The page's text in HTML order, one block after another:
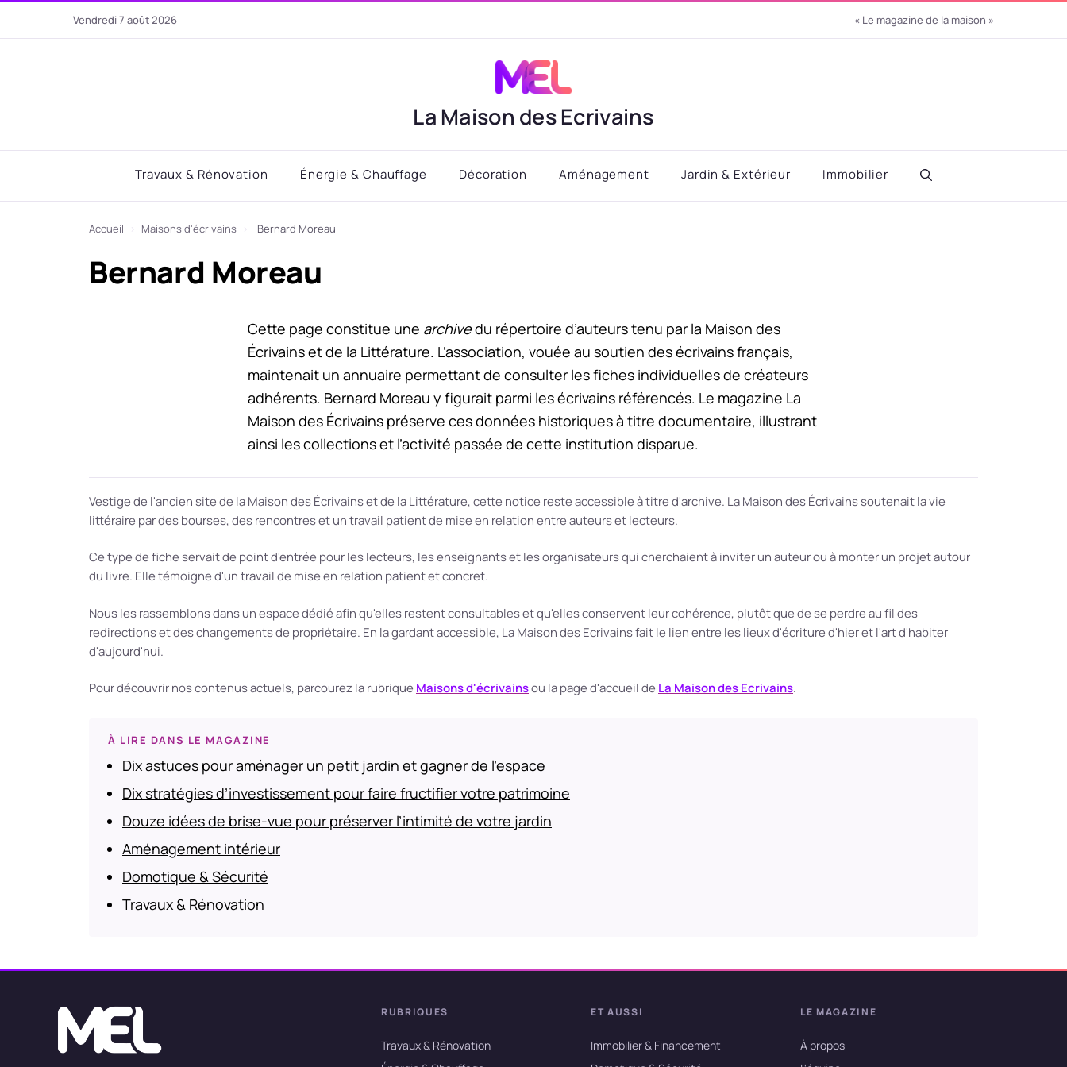
au
vendredi 7 août 2026 « Le magazine de la maison »
La Maison des Ecrivains
Travaux & Rénovation Énergie & Chauffage Décoration Aménagement Jardin & Extérieur Immobilier
Accueil Maisons d'écrivains Bernard Moreau
Bernard Moreau
Cette page constitue une archivedu répertoire d’auteurs tenu par la Maison des
Écrivains et de la Littérature. L’association, vouée au soutien des écrivains français,
maintenait un annuaire permettant de consulter les fiches individuelles de créateurs
adhérents. Bernard Moreau y figurait parmi les écrivains référencés. Le magazine La
Maison des Écrivains préserve ces données historiques à titre documentaire, illustrant
ainsi les collections et l’activité passée de cette institution disparue.
Vestige de l'ancien site de la Maison des Écrivains et de la Littérature, cette notice reste accessible à titre d'archive. La Maison des Écrivains soutenait la vie
littéraire par des bourses, des rencontres et un travail patient de mise en relation entre auteurs et lecteurs.
Ce type de fiche servait de point d'entrée pour les lecteurs, les enseignants et les organisateurs qui cherchaient à inviter un auteur ou à monter un projet autour
du livre. Elle témoigne d'un travail de mise en relation patient et concret.
Nous les rassemblons dans un espace dédié afin qu'elles restent consultables et qu'elles conservent leur cohérence, plutôt que de se perdre au fil des
redirections et des changements de propriétaire. En la gardant accessible, La Maison des Ecrivains fait le lien entre les lieux d'écriture d'hier et l'art d'habiter
d'aujourd'hui.
Pour découvrir nos contenus actuels, parcourez la rubrique Maisons d'écrivainsou la page d'accueil de La Maison des Ecrivains.
À LIRE DANS LE MAGAZINE
Dix astuces pour aménager un petit jardin et gagner de l’espace
Dix stratégies d’investissement pour faire fructifier votre patrimoine
Douze idées de brise-vue pour préserver l’intimité de votre jardin
Aménagement intérieur
Domotique & Sécurité
Travaux & Rénovation
RUBRIQUES
Travaux & Rénovation
ET AUSSI
Immobilier & Financement
LE MAGAZINE
À propos